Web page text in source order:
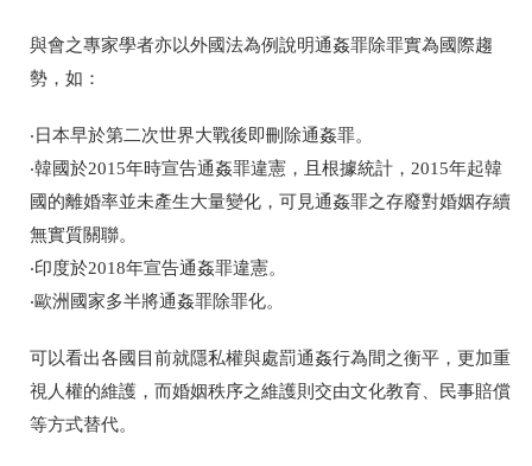
與會之專家學者亦以外國法為例說明通姦罪除罪實為國際趨
勢，如：
‧日本早於第二次世界大戰後即刪除通姦罪。
‧韓國於2015年時宣告通姦罪違憲，且根據統計， 2015年起韓
國的離婚率並未產生大量變化，可見通姦罪之存廢對婚姻存續
無實質關聯。
‧印度於2018年宣告通姦罪違憲。
‧歐洲國家多半將通姦罪除罪化。
可以看出各國目前就隱私權與處罰通姦行為間之衡平，更加重
視人權的維護，而婚姻秩序之維護則交由文化教育、民事賠償
等方式替代。